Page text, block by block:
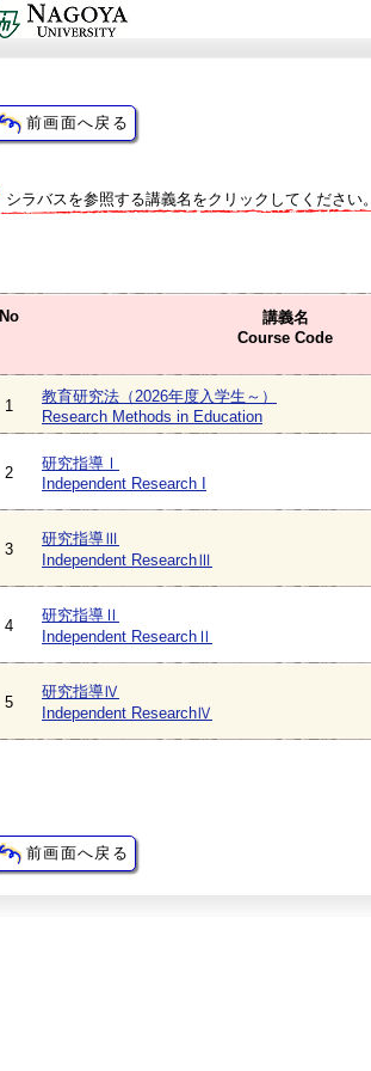
シラバスを参照する講義名をクリックしてください。
No
講義名
Course Code
1
教育研究法（2026年度入学生～）
Research Methods in Education
2
研究指導Ⅰ
Independent Research I
3
研究指導Ⅲ
Independent ResearchⅢ
4
研究指導Ⅱ
Independent ResearchⅡ
5
研究指導Ⅳ
Independent ResearchⅣ